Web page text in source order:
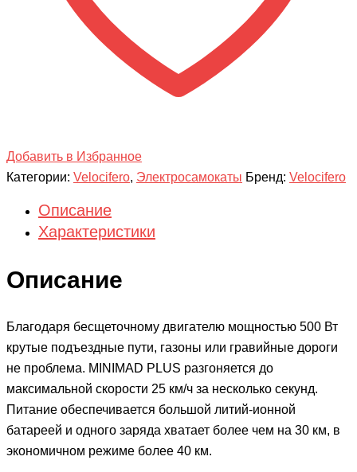
Добавить в Избранное
Категории: Velocifero, Электросамокаты Бренд: Velocifero
Описание
Характеристики
Описание
Благодаря бесщеточному двигателю мощностью 500 Вт
крутые подъездные пути, газоны или гравийные дороги
не проблема. MINIMAD PLUS разгоняется до
максимальной скорости 25 км/ч за несколько секунд.
Питание обеспечивается большой литий-ионной
батареей и одного заряда хватает более чем на 30 км, в
экономичном режиме более 40 км.